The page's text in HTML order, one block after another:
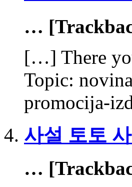
…
[…] There
Topic:
promocija-
사설 토토
…